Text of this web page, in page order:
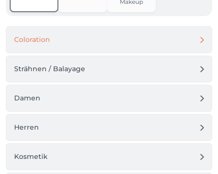
Makeup
Coloration
Strähnen / Balayage
Damen
Herren
Kosmetik